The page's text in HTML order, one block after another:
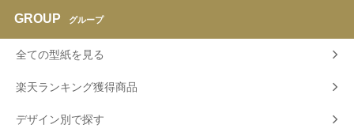
GROUP グループ
全ての型紙を見る
楽天ランキング獲得商品
デザイン別で探す